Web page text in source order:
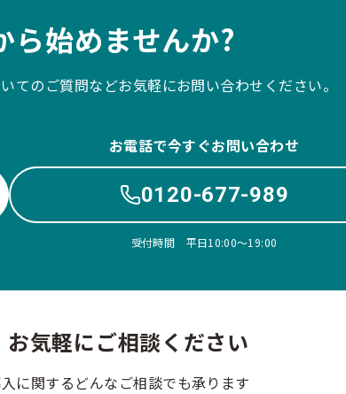
ら始めませんか?
てのご質問などお気軽にお問い合わせください。
お電話で今すぐお問い合わせ
0120-677-989
受付時間 平日10:00〜19:00
気軽にご相談ください
に関するどんなご相談でも承ります